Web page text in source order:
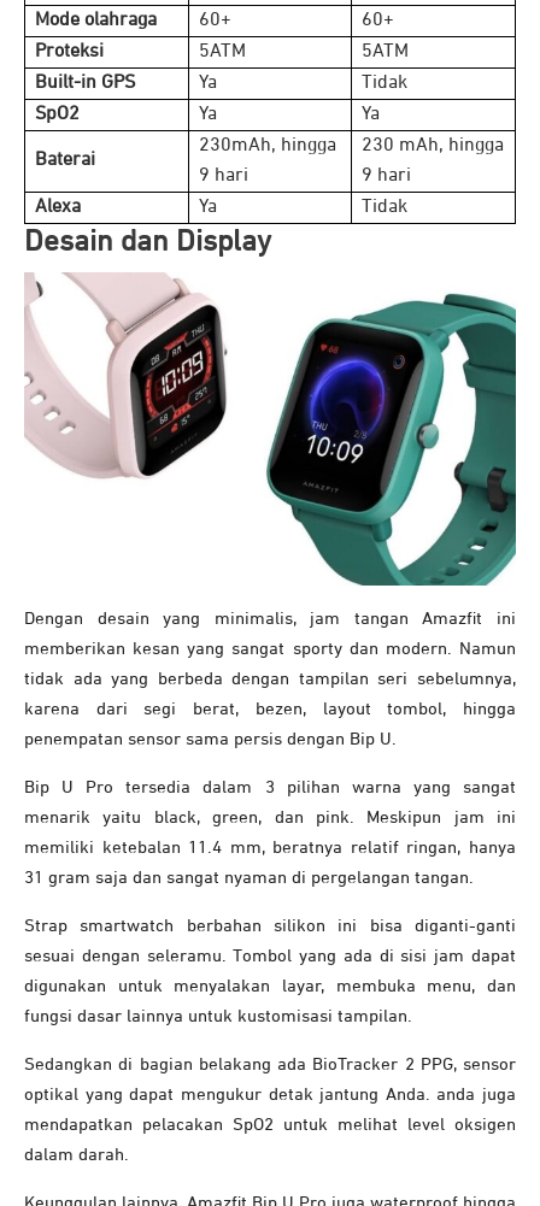
Mode olahraga
60+
60+
Proteksi
5ATM
5ATM
Built-in GPS
Ya
Tidak
SpO2
Ya Ya
Baterai
230mAh, hingga
9 hari
230 mAh, hingga
9 hari
Alexa
Ya Tidak
Desain dan Display
Dengan desain yang minimalis, jam tangan Amazfit ini
memberikan kesan yang sangat sporty dan modern. Namun
tidak ada yang berbeda dengan tampilan seri sebelumnya,
karena dari segi berat, bezen, layout tombol, hingga
penempatan sensor sama persis dengan Bip U.
Bip U Pro tersedia dalam 3 pilihan warna yang sangat
menarik yaitu black, green, dan pink. Meskipun jam ini
memiliki ketebalan 11.4 mm, beratnya relatif ringan, hanya
31 gram saja dan sangat nyaman di pergelangan tangan.
Strap smartwatch berbahan silikon ini bisa diganti-ganti
sesuai dengan seleramu. Tombol yang ada di sisi jam dapat
digunakan untuk menyalakan layar, membuka menu, dan
fungsi dasar lainnya untuk kustomisasi tampilan.
Sedangkan di bagian belakang ada BioTracker 2 PPG, sensor
optikal yang dapat mengukur detak jantung Anda. anda juga
mendapatkan pelacakan SpO2 untuk melihat level oksigen
dalam darah.